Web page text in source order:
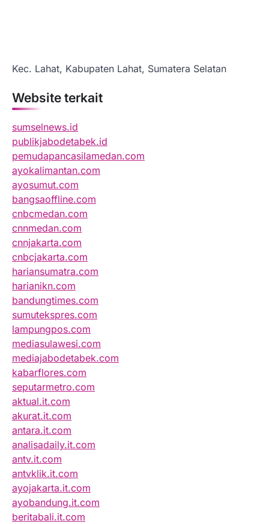
Kec. Lahat, Kabupaten Lahat, Sumatera Selatan
Website terkait
sumselnews.id
publikjabodetabek.id
pemudapancasilamedan.com
ayokalimantan.com
ayosumut.com
bangsaoffline.com
cnbcmedan.com
cnnmedan.com
cnnjakarta.com
cnbcjakarta.com
hariansumatra.com
harianikn.com
bandungtimes.com
sumutekspres.com
lampungpos.com
mediasulawesi.com
mediajabodetabek.com
kabarflores.com
seputarmetro.com
aktual.it.com
akurat.it.com
antara.it.com
analisadaily.it.com
antv.it.com
antvklik.it.com
ayojakarta.it.com
ayobandung.it.com
beritabali.it.com